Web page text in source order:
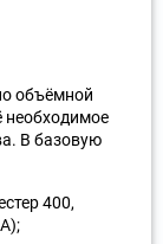
объёмной
необходимое
В базовую
400,